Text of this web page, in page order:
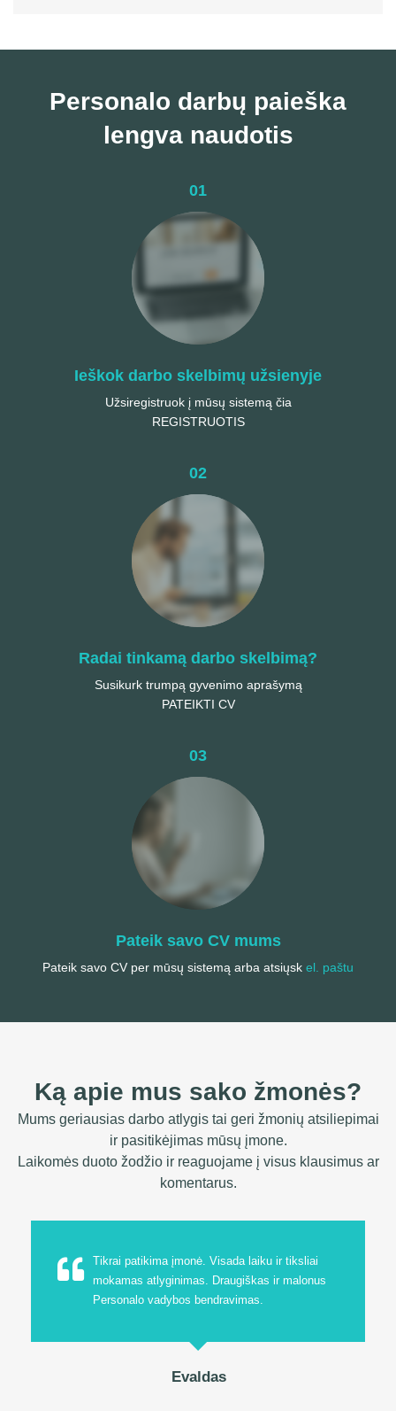
Personalo darbų paieška
lengva naudotis
01
Ieškok darbo skelbimų užsienyje
Užsiregistruok į mūsų sistemą čia
REGISTRUOTIS
02
Radai tinkamą darbo skelbimą?
Susikurk trumpą gyvenimo aprašymą
PATEIKTI CV
03
Pateik savo CV mums
Pateik savo CV per mūsų sistemą arba atsiųsk el. paštu
Ką apie mus sako žmonės?
Mums geriausias darbo atlygis tai geri žmonių atsiliepimai
ir pasitikėjimas mūsų įmone.
Laikomės duoto žodžio ir reaguojame į visus klausimus ar
komentarus.
Tikrai patikima įmonė. Visada laiku ir tiksliai
mokamas atlyginimas. Draugiškas ir malonus
Personalo vadybos bendravimas.
Evaldas